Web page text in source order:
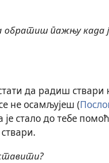
обратиш пажњу када
да радиш ствари
не осамљујеш (
стало до тебе